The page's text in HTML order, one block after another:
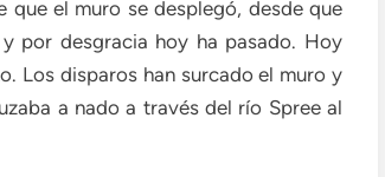
que el muro se desplegó, desde que
por desgracia hoy ha pasado. Hoy
Los disparos han surcado el muro y
a nado a través del río Spree al